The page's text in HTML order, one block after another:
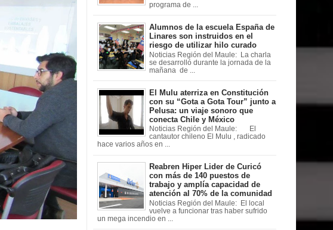
programa de ...
Alumnos de la escuela España de
Linares son instruidos en el
riesgo de utilizar hilo curado
Noticias Región del Maule: La charla
se desarrolló durante la jornada de la
mañana de ...
El Mulu aterriza en Constitución
con su “Gota a Gota Tour” junto a
Pelusa: un viaje sonoro que
conecta Chile y México
Noticias Región del Maule: El
cantautor chileno El Mulu , radicado
hace varios años en ...
Reabren Hiper Lider de Curicó
con más de 140 puestos de
trabajo y amplía capacidad de
atención al 70% de la comunidad
Noticias Región del Maule: El local
vuelve a funcionar tras haber sufrido
un mega incendio en ...